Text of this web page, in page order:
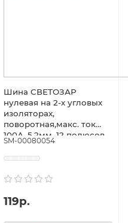
Шина СВЕТОЗАР
нулевая на 2-х угловых
изоляторах,
поворотная,макс. ток
100А, 5,2мм, 12 полюсов
SM-00080054
119р.